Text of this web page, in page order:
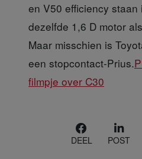
en V50 efficiency
dezelfde 1,6 D motor
Maar misschien is
een stopcontact-Prius.
filmpje over C30
DEEL POST